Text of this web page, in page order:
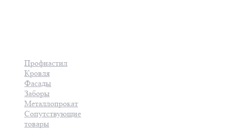
Профнастил
Кровля
Фасады
Заборы
Металлопрокат
Сопутствующие
товары